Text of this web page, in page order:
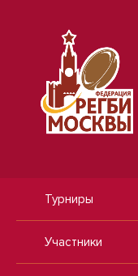
Турниры
Участники